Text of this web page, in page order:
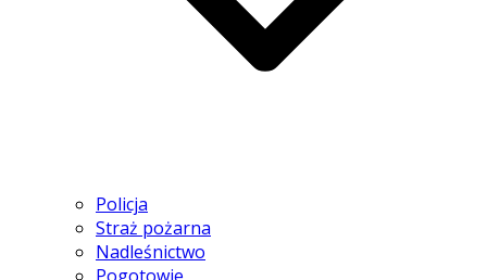
Policja
Straż pożarna
Nadleśnictwo